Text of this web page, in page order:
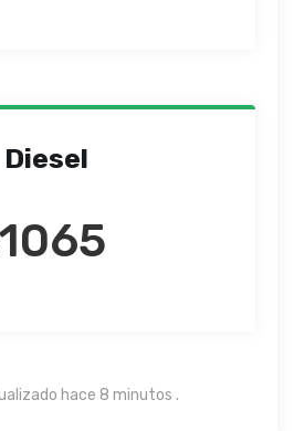
Diesel
hace 8 minutos .